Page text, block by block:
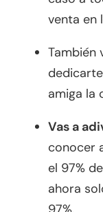
venta en
También
amiga la
Vas a
conocer
el 97%
ahora